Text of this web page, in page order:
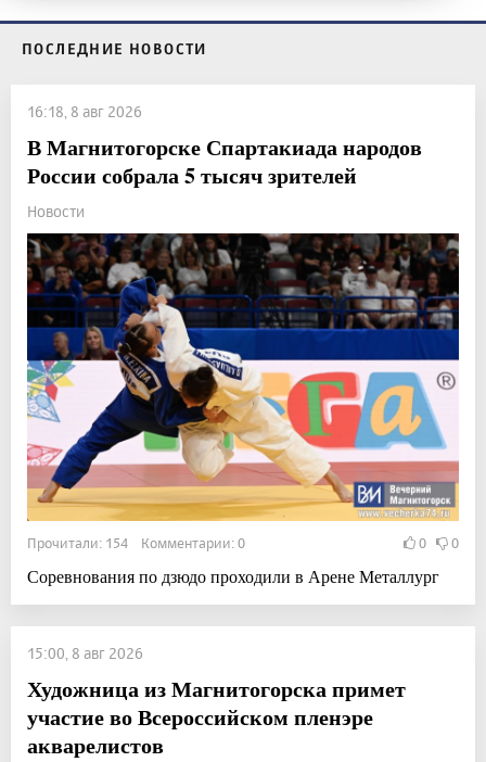
ПОСЛЕДНИЕ НОВОСТИ
16:18, 8 авг 2026
В Магнитогорске Спартакиада народов
России собрала 5 тысяч зрителей
Новости
Прочитали: 154 Комментарии: 0 0 0
Соревнования по дзюдо проходили в Арене Металлург
15:00, 8 авг 2026
Художница из Магнитогорска примет
участие во Всероссийском пленэре
акварелистов